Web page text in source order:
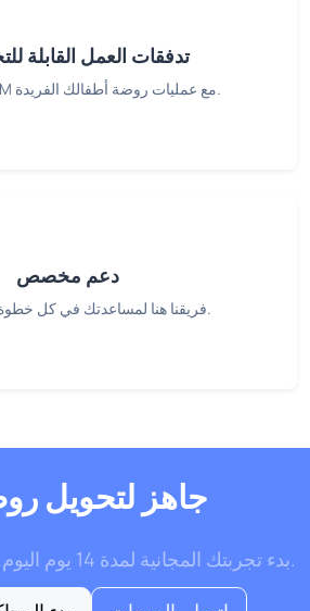
تدفقات العمل القابلة
تكيف Lua CRM مع عمليات روضة أطفالك الفريدة.
دعم مخصص
فريقنا هنا لمساعدتك في كل خطوة من الطريق.
جاهز لتحويل
بدء تجربتك المجانية لمدة 14 يوم اليوم. لا يلزم بطاقة ائتمان.